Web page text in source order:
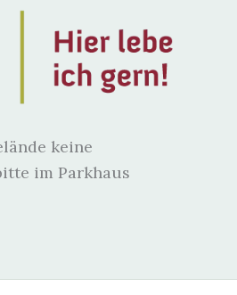
keine
im Parkhaus